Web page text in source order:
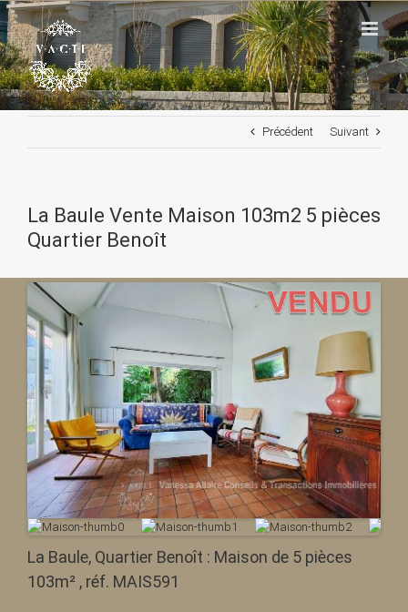
Passer
au
contenu
Précédent Suivant
La Baule Vente Maison 103m2 5 pièces
Quartier Benoît
La Baule, Quartier Benoît : Maison de 5 pièces
103m² , réf. MAIS591